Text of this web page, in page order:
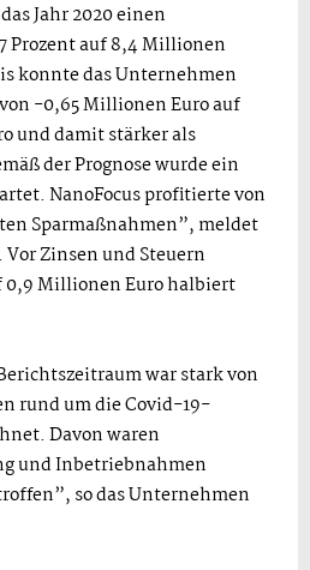
Jahr 2020 einen
Prozent auf 8,4 Millionen
konnte das Unternehmen
-0,65 Millionen Euro auf
und damit stärker als
der Prognose wurde ein
NanoFocus profitierte von
Sparmaßnahmen”, meldet
Vor Zinsen und Steuern
0,9 Millionen Euro halbiert
war stark von
rund um die Covid-19-
Davon waren
und Inbetriebnahmen
so das Unternehmen